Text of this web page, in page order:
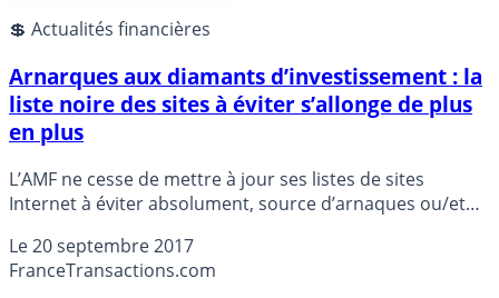
💲 Actualités financières
Arnarques aux diamants d’investissement : la
liste noire des sites à éviter s’allonge de plus
en plus
L’AMF ne cesse de mettre à jour ses listes de sites
Internet à éviter absolument, source d’arnaques ou/et
Le20 septembre 2017
FranceTransactions.com